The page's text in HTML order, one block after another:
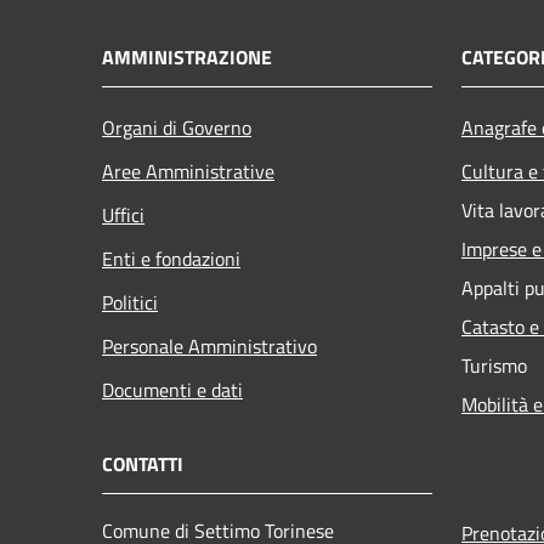
AMMINISTRAZIONE
Organi di Governo
Aree Amministrative
Uffici
Enti e fondazioni
Politici
Personale Amministrativo
Documenti e dati
Cultura
Vita
Imprese
Appalti
Catasto
Turismo
Mobilità
CONTATTI
Comune di Settimo Torinese